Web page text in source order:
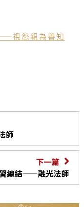
視怨親為善知
師
下一篇
總結——融光法師